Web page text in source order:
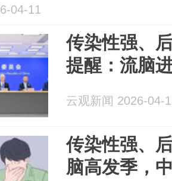
04-11
传染性强、
提醒：流脑
云观新闻 2026-04-
传染性强、
脑高发季，